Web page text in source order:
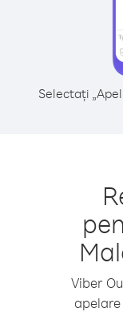
Selectați
Viber